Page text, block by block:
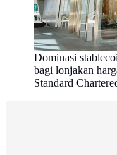
Dominasi
bagi lonjakan
Standard